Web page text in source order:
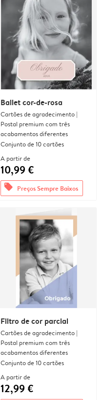
Ballet cor-de-rosa
Cartões de agradecimento |
Postal premium com três
acabamentos diferentes
Conjunto de 10 cartões
A partir de
10,99 €
offers Preços Sempre Baixos
Filtro de cor parcial
Cartões de agradecimento |
Postal premium com três
acabamentos diferentes
Conjunto de 10 cartões
A partir de
12,99 €